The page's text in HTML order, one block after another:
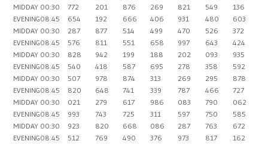
MIDDAY 00:30 772 201 876 269 821 549
136
EVENING08:45 654 192 666 406 931 480
603
MIDDAY 00:30 287 877 514 499 470 526
372
EVENING08:45 576 811 551 658 997 643
424
MIDDAY 00:30 828 942 199 188 202 093
935
EVENING08:45 540 418 587 695 278 358
592
MIDDAY 00:30 507 978 874 313 269 295
878
EVENING08:45 820 648 741 339 787 466
727
MIDDAY 00:30 021 279 617 986 083 790
062
EVENING08:45 993 743 725 311 597 750
585
MIDDAY 00:30 923 820 668 086 287 763
672
EVENING08:45 512 769 490 376 973 817
162